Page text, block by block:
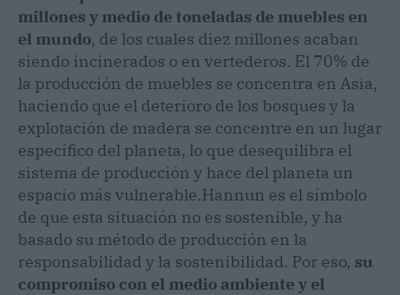
millones y medio de toneladas de muebles en
el mundo, de los cuales diez millones acaban
siendo incinerados o en vertederos. El 70% de
la producción de muebles se concentra en Asia,
haciendo que el deterioro de los bosques y la
explotación de madera se concentre en un lugar
específico del planeta, lo que desequilibra el
sistema de producción y hace del planeta un
espacio más vulnerable.Hannun es el símbolo
de que esta situación no es sostenible, y ha
basado su método de producción en la
responsabilidad y la sostenibilidad. Por eso, su
compromiso con el medio ambiente y el